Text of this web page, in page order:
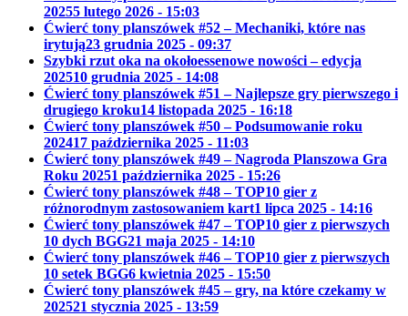
20255 lutego 2026 - 15:03
Ćwierć tony planszówek #52 – Mechaniki, które nas
irytują23 grudnia 2025 - 09:37
Szybki rzut oka na okołoessenowe nowości – edycja
202510 grudnia 2025 - 14:08
Ćwierć tony planszówek #51 – Najlepsze gry pierwszego i
drugiego kroku14 listopada 2025 - 16:18
Ćwierć tony planszówek #50 – Podsumowanie roku
202417 października 2025 - 11:03
Ćwierć tony planszówek #49 – Nagroda Planszowa Gra
Roku 20251 października 2025 - 15:26
Ćwierć tony planszówek #48 – TOP10 gier z
różnorodnym zastosowaniem kart1 lipca 2025 - 14:16
Ćwierć tony planszówek #47 – TOP10 gier z pierwszych
10 dych BGG21 maja 2025 - 14:10
Ćwierć tony planszówek #46 – TOP10 gier z pierwszych
10 setek BGG6 kwietnia 2025 - 15:50
Ćwierć tony planszówek #45 – gry, na które czekamy w
202521 stycznia 2025 - 13:59